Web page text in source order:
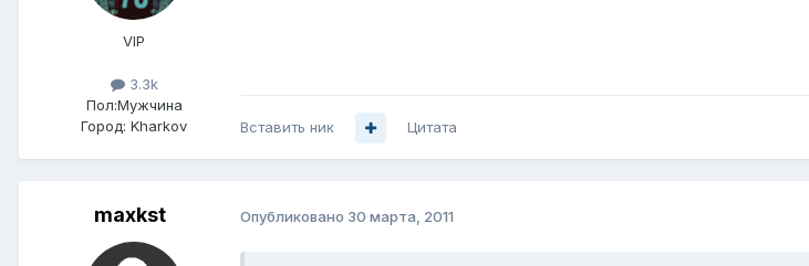
VIP
3.3k
Пол:Мужчина
Город: Kharkov Вставить ник Цитата
maxkst Опубликовано 30 марта, 2011